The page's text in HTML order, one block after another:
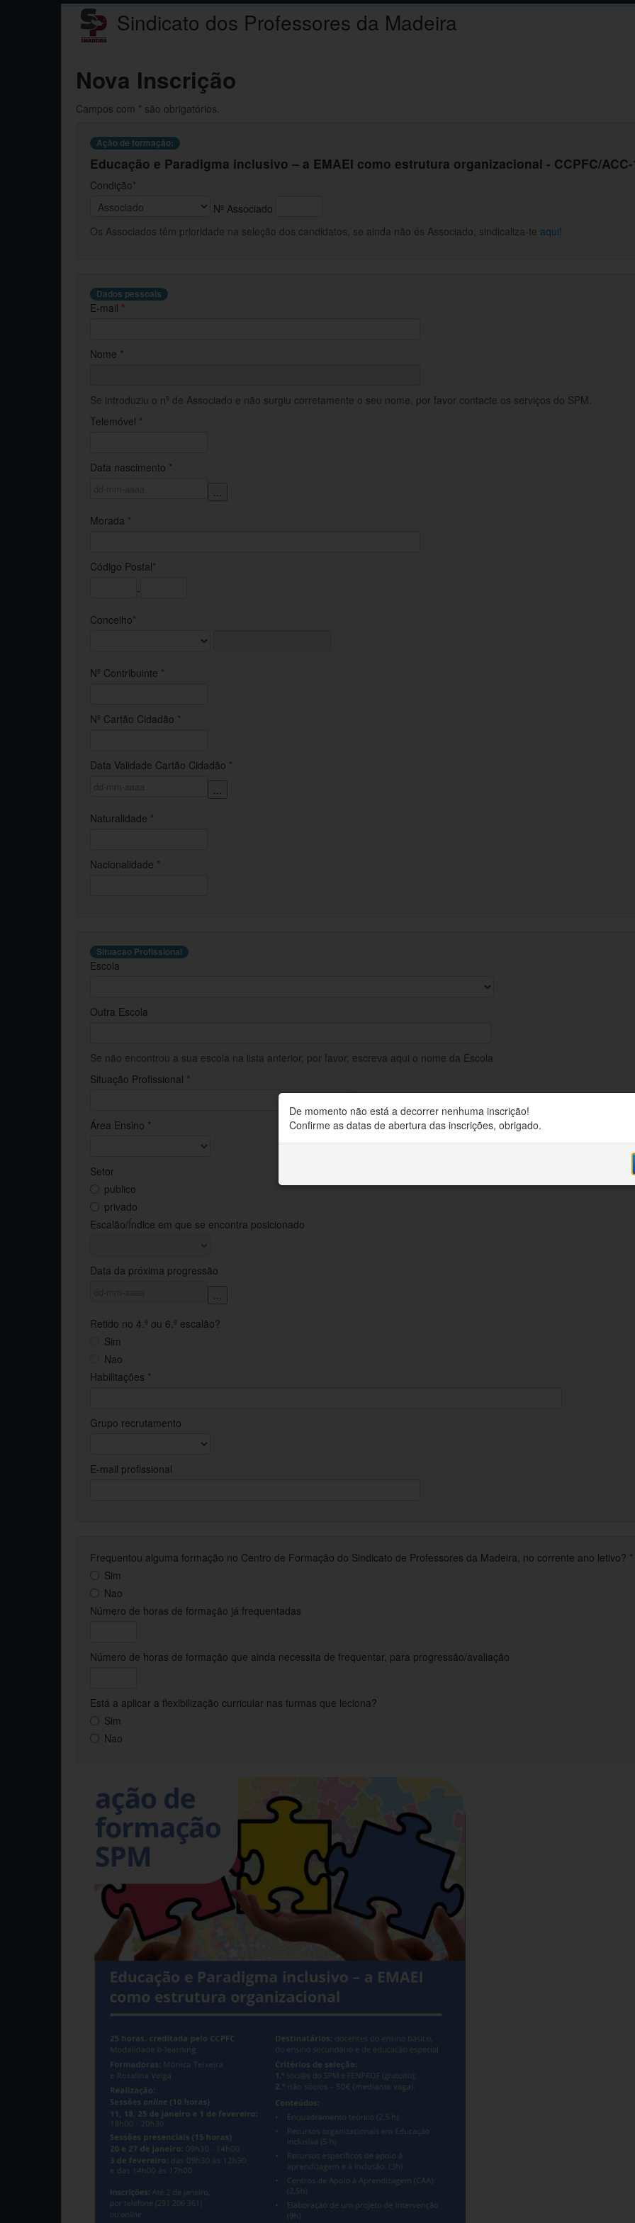
Sindicato dos Professores da Madeira
Nova Inscrição
Campos com * são obrigatórios.
Ação de formação:
Educação e Paradigma inclusivo – a EMAEI como estrutura organizacional - CCPFC/
Condição*
Nº Associado
Os Associados têm prioridade na seleção dos candidatos, se ainda não és Associado, sindicaliza-te aqui!
Dados pessoais
E-mail *
Nome *
Se introduziu o nº de Associado e não surgiu corretamente o seu nome, por favor contacte os serviços do SPM.
Telemóvel *
Data nascimento *
...
Morada *
Código Postal*
-
Concelho*
Nº Contribuinte *
Nº Cartão Cidadão *
Data Validade Cartão Cidadão *
...
Naturalidade *
Nacionalidade *
Situacao Profissional
Escola
Outra Escola
Se não encontrou a sua escola na lista anterior, por favor, escreva aqui o nome da Escola
Situação Profissional *
Área Ensino *
Setor
publico
privado
Escalão/Índice em que se encontra posicionado
Data da próxima progressão
...
Retido no 4.º ou 6.º escalão?
Sim
Nao
Habilitações *
Grupo recrutamento
E-mail profissional
Frequentou alguma formação no Centro de Formação do Sindicato de Professores da Madeira, no corrente ano letivo? *
Sim
Nao
Número de horas de formação já frequentadas
Número de horas de formação que ainda necessita de frequentar, para progressão/avaliação
Está a aplicar a flexibilização curricular nas turmas que leciona?
Sim
Nao
De momento não está a decorrer nenhuma inscrição!
Confirme as datas de abertura das inscrições, obrigado.